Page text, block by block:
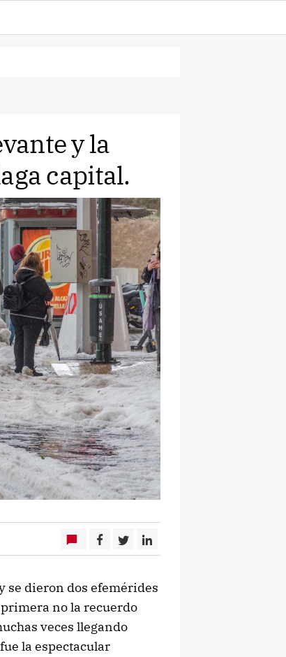
y la
capital.
se dieron dos efemérides
no la recuerdo
veces llegando
la espectacular